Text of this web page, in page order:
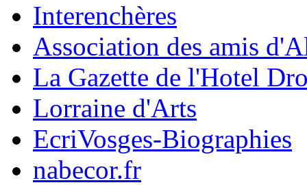
Interenchères
Association des amis
La Gazette de l'Hotel
Lorraine d'Arts
EcriVosges-Biographies
nabecor.fr